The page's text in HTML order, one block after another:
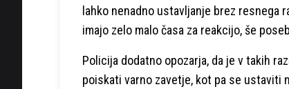
lahko nenadno ustavljanje brez resnega
imajo zelo malo časa za reakcijo, še
Policija dodatno opozarja, da je v takih
poiskati varno zavetje, kot pa se ustaviti